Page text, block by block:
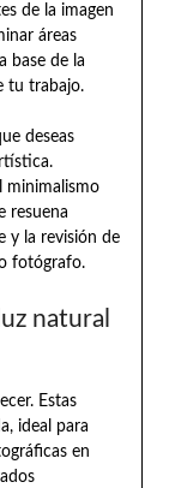
de la imagen
áreas
base de la
tu trabajo.
deseas
minimalismo
resuena
y la revisión de
fotógrafo.
natural
Estas
ideal para
en